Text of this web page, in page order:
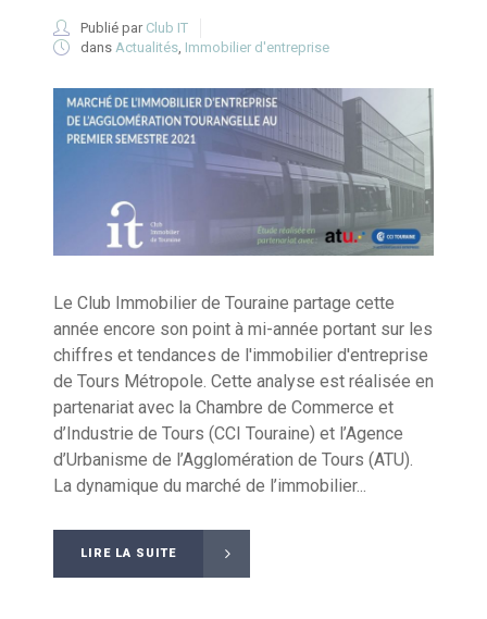
Publié par Club IT
dans Actualités, Immobilier d'entreprise
Le Club Immobilier de Touraine partage cette
année encore son point à mi-année portant sur les
chiffres et tendances de l'immobilier d'entreprise
de Tours Métropole. Cette analyse est réalisée en
partenariat avec la Chambre de Commerce et
d’Industrie de Tours (CCI Touraine) et l’Agence
d’Urbanisme de l’Agglomération de Tours (ATU).
La dynamique du marché de l’immobilier...
LIRE LA SUITE